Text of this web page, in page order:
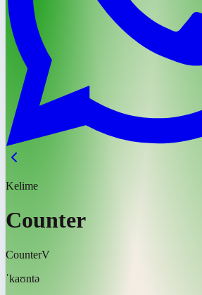
Kelime
Counter
CounterV
ˈkaʊntə